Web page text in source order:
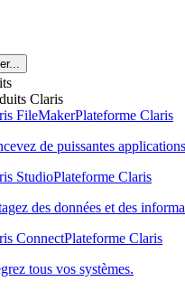
Claris
FileMakerPlateforme Claris
de puissantes
StudioPlateforme Claris
des données et des
ConnectPlateforme Claris
tous vos systèmes.